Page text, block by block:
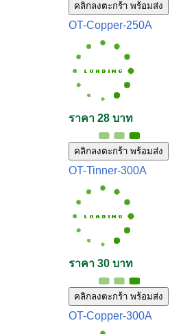
คลิกลงตะกร้า พร้อมส่ง
OT-Copper-250A
ราคา 28 บาท
คลิกลงตะกร้า พร้อมส่ง
OT-Tinner-300A
ราคา 30 บาท
คลิกลงตะกร้า พร้อมส่ง
OT-Copper-300A